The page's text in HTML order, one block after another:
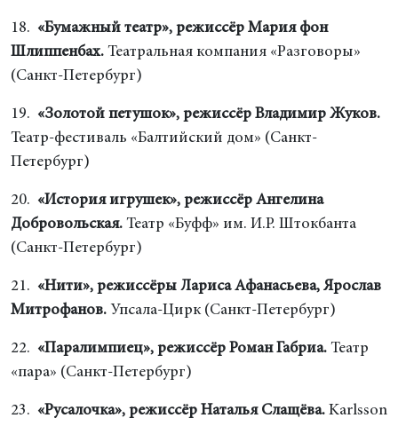
18. «Бумажный театр», режиссёр Мария фон
Шлиппенбах. Театральная компания «Разговоры»
(Санкт-Петербург)
19. «Золотой петушок», режиссёр Владимир Жуков.
Театр-фестиваль «Балтийский дом» (Санкт-
Петербург)
20. «История игрушек», режиссёр Ангелина
Добровольская. Театр «Буфф» им. И.Р. Штокбанта
(Санкт-Петербург)
21. «Нити», режиссёры Лариса Афанасьева, Ярослав
Митрофанов. Упсала-Цирк (Санкт-Петербург)
22. «Паралимпиец», режиссёр Роман Габриа. Театр
«пара» (Санкт-Петербург)
23. «Русалочка», режиссёр Наталья Слащёва. Karlsson